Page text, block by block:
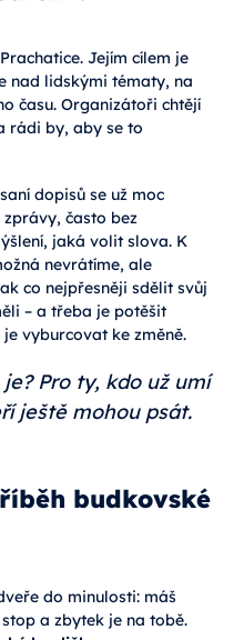
Jejím cílem je
nad lidskými tématy, na
času. Organizátoři chtějí
rádi by, aby se to
dopisů se už moc
zprávy, často bez
jaká volit slova. K
nevrátíme, ale
co nejpřesněji sdělit svůj
– a třeba je potěšit
vyburcovat ke změně.
Pro ty, kdo už umí
ještě mohou psát.
budkovské
do minulosti: máš
a zbytek je na tobě.